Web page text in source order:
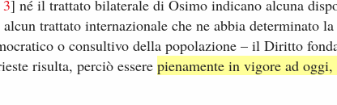
] né il trattato bilaterale di Osimo indicano alcuna
trattato internazionale che ne abbia determinato
o consultivo della popolazione – il Diritto
risulta, perciò essere pienamente in vigore ad